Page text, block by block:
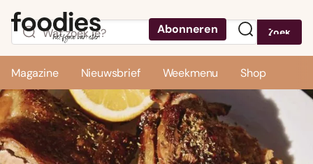
Abonneren Zoek
Magazine Nieuwsbrief Weekmenu Shop